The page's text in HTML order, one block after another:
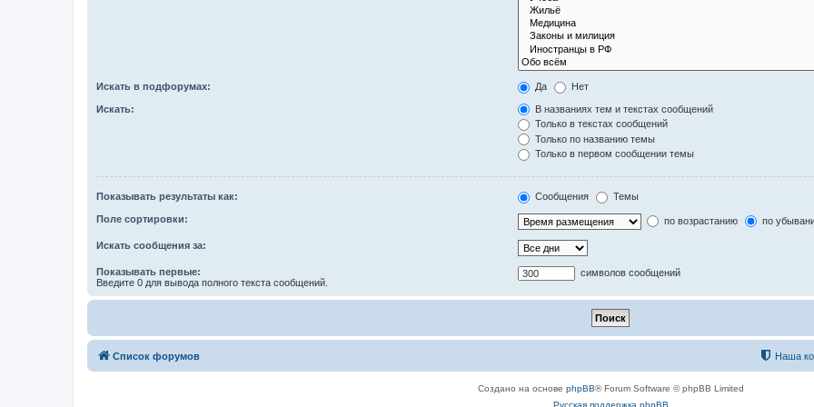
Искать в подфорумах: Да Нет
Искать:
В названиях тем и текстах сообщений
Только в текстах сообщений
Только по названию темы
Только в первом сообщении темы
Показывать результаты как: Сообщения Темы
Поле сортировки: по возрастанию по
Искать сообщения за:
Показывать первые:
Введите 0 для вывода полного текста сообщений.
символов сообщений
Список форумов Наша
Создано на основе phpBB® Forum Software © phpBB Limited
Русская поддержка phpBB